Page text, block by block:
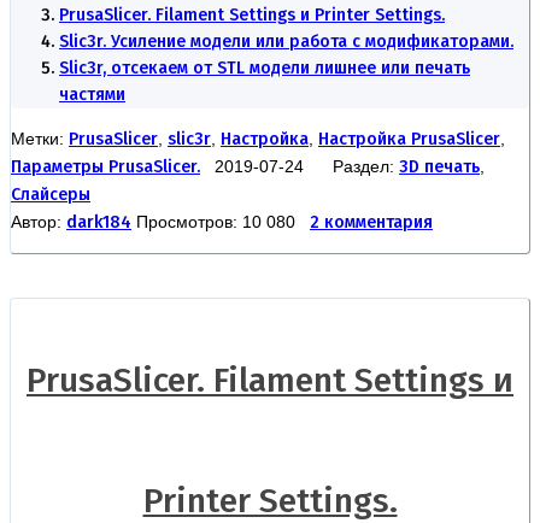
PrusaSlicer. Filament Settings и Printer Settings.
Slic3r. Усиление модели или работа с модификаторами.
Slic3r, отсекаем от STL модели лишнее или печать
частями
Метки: PrusaSlicer slic3r Настройка Настройка PrusaSlicer
Параметры PrusaSlicer. 2019-07-24 Раздел: 3D печать
Слайсеры
Автор: dark184 Просмотров: 10 080 2 комментария
PrusaSlicer. Filament Settings и
Printer Settings.